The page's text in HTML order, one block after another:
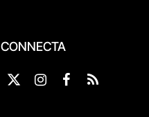
CONNECTA
X
InstagramFacebook
RSS